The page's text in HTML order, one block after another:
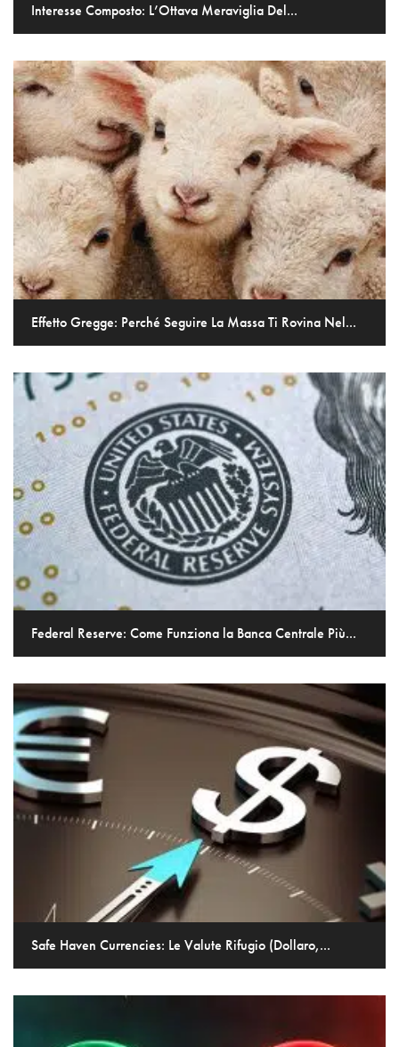
Interesse Composto: L’Ottava Meraviglia Del...
Effetto Gregge: Perché Seguire La Massa Ti Rovina Nel...
Federal Reserve: Come Funziona la Banca Centrale Più...
Safe Haven Currencies: Le Valute Rifugio (Dollaro,...